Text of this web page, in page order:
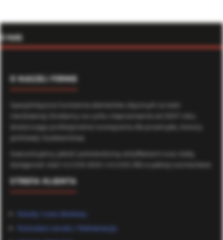
O NAS
O NASZEJ FIRMIE
Specjalistyczna hurtownia elementów złącznych ze stali
nierdzewnej. Działamy na rynku nieprzerwanie od 2007 roku,
dostarczając profesjonalne rozwiązania dla przemysłu, branży
jachtowej i budownictwa.
Gwarantujemy jakość potwierdzoną certyfikatami oraz stałą
dostępność stali A2 (AISI 304) i A4 (AISI 316) w pełnej rozmiarówce.
STREFA KLIENTA
Koszty i czas dostawy
Formularz zwrotu / Reklamacje